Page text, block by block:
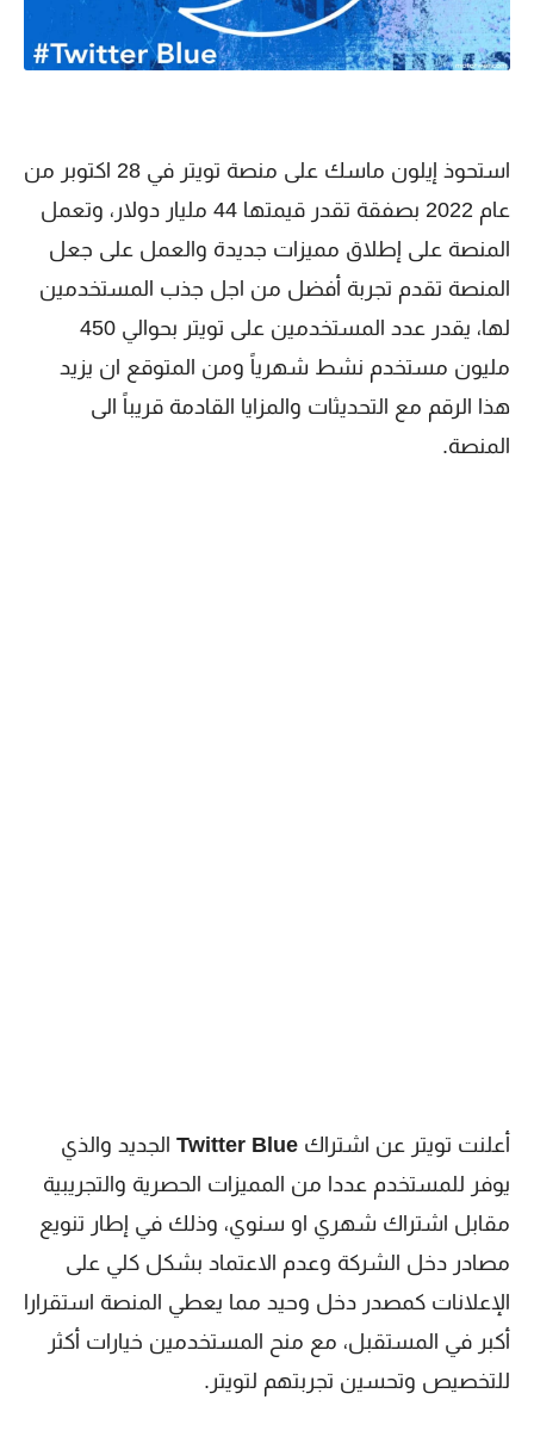
استحوذ إيلون ماسك على منصة تويتر في 28 اكتوبر من
عام 2022 بصفقة تقدر قيمتها 44 مليار دولار، وتعمل
المنصة على إطلاق مميزات جديدة والعمل على جعل
المنصة تقدم تجربة أفضل من اجل جذب المستخدمين
لها، يقدر عدد المستخدمين على تويتر بحوالي 450
مليون مستخدم نشط شهرياً ومن المتوقع ان يزيد
هذا الرقم مع التحديثات والمزايا القادمة قريباً الى
المنصة.
أعلنت تويتر عن اشتراك Twitter Blue الجديد والذي
يوفر للمستخدم عددا من المميزات الحصرية والتجريبية
مقابل اشتراك شهري او سنوي، وذلك في إطار تنويع
مصادر دخل الشركة وعدم الاعتماد بشكل كلي على
الإعلانات كمصدر دخل وحيد مما يعطي المنصة استقرارا
أكبر في المستقبل، مع منح المستخدمين خيارات أكثر
للتخصيص وتحسين تجربتهم لتويتر.